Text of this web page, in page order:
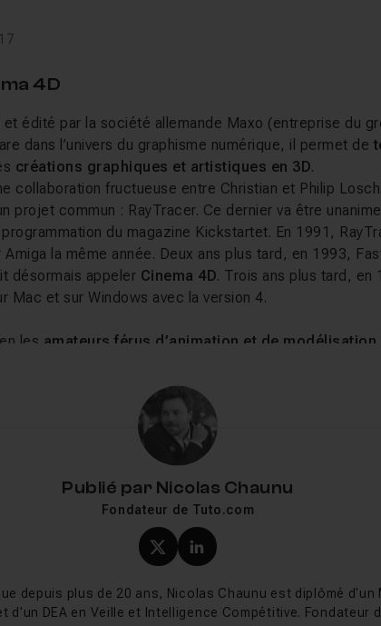
4D
édité par la société allemande Maxo (entreprise du
dans l’univers du graphisme numérique, il permet de
créations graphiques et artistiques en 3D.
collaboration fructueuse entre Christian et Philip
projet commun : RayTracer. Ce dernier va être
du magazine Kickstartet. En 1991,
Amiga la même année. Deux ans plus tard, en 1993,
désormais appeler Cinema 4D. Trois ans plus tard,
Mac et sur Windows avec la version 4.
les amateurs férus d’animation et de modélisation
à succès international. Il compte entre autre à son
verte », « Spider-Man 3 », « Le Noël d’Arthur », «
» (Christopher Nolan) ou encore « Men in Black 3 »
sûr « Les Chroniques de Narnia » réalisées par
:qualité de rendu impeccable;
facile à utiliserpour les initiés maitrisant
de la 3D, il permet de donner vie à des projets
sont réalistes, cohérentes et efficaces
Publié par Nicolas Chaunu
Fondateur de Tuto.com
Profil X (twitter) de Nicolas
Profil LinkedIn de
depuis plus de 20 ans, Nicolas Chaunu est diplômé d'un
d'un DEA en Veille et Intelligence Compétitive. Fondateur